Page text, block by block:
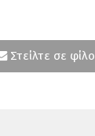
Στείλτε σε φίλο